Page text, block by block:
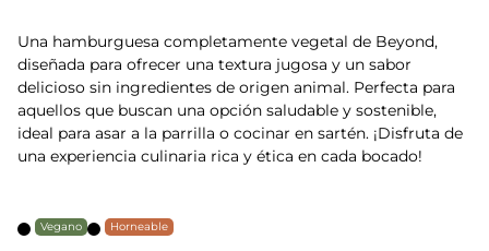
Una hamburguesa completamente vegetal de Beyond,
diseñada para ofrecer una textura jugosa y un sabor
delicioso sin ingredientes de origen animal. Perfecta para
aquellos que buscan una opción saludable y sostenible,
ideal para asar a la parrilla o cocinar en sartén. ¡Disfruta de
una experiencia culinaria rica y ética en cada bocado!
Vegano Horneable
5. verduras
croquetas
7. canelones